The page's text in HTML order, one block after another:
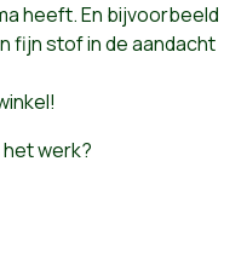
heeft. En bijvoorbeeld
fijn stof in de aandacht
werk?